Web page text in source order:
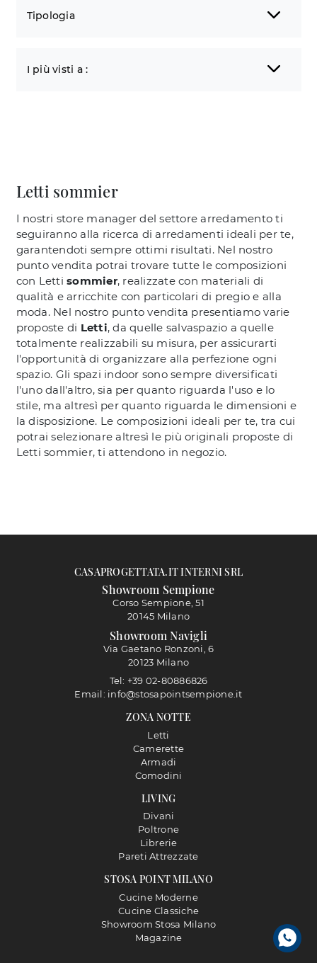
Tipologia
I più visti a :
Letti sommier
I nostri store manager del settore arredamento ti
seguiranno alla ricerca di arredamenti ideali per te,
garantendoti sempre ottimi risultati. Nel nostro
punto vendita potrai trovare tutte le composizioni
con Letti sommier, realizzate con materiali di
qualità e arricchite con particolari di pregio e alla
moda. Nel nostro punto vendita presentiamo varie
proposte di Letti, da quelle salvaspazio a quelle
totalmente realizzabili su misura, per assicurarti
l'opportunità di organizzare alla perfezione ogni
spazio. Gli spazi indoor sono sempre diversificati
l'uno dall'altro, sia per quanto riguarda l'uso e lo
stile, ma altresì per quanto riguarda le dimensioni e
la disposizione. Le composizioni ideali per te, tra cui
potrai selezionare altresì le più originali proposte di
Letti sommier, ti attendono in negozio.
STOSA POINT MILANO
Cucine Moderne
Cucine Classiche
Showroom Stosa Milano
Magazine
LIVING
Divani
Poltrone
Librerie
Pareti Attrezzate
ZONA NOTTE
Letti
Camerette
Armadi
Comodini
CASAPROGETTATA.IT INTERNI SRL
Showroom Sempione
Corso Sempione, 51
20145 Milano
Showroom Navigli
Via Gaetano Ronzoni, 6
20123 Milano
Tel: +39 02-80886826
Email: info@stosapointsempione.it